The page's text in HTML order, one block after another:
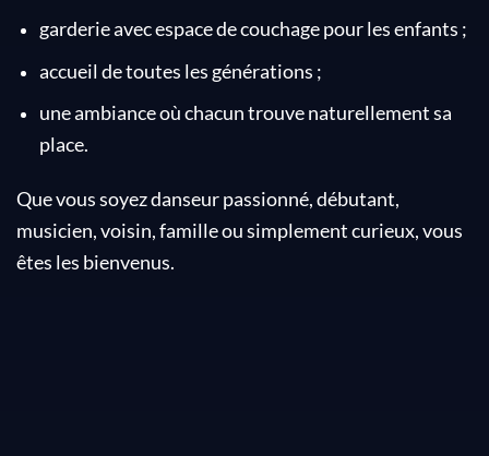
garderie avec espace de couchage pour les enfants ;
accueil de toutes les générations ;
une ambiance où chacun trouve naturellement sa
place.
Que vous soyez danseur passionné, débutant,
musicien, voisin, famille ou simplement curieux, vous
êtes les bienvenus.